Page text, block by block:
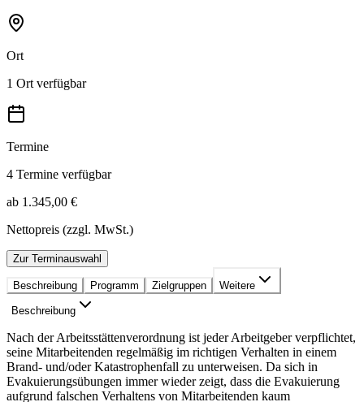
Ort
1 Ort verfügbar
Termine
4 Termine verfügbar
ab 1.345,00 €
Nettopreis (zzgl. MwSt.)
Zur Terminauswahl
Beschreibung Programm Zielgruppen Weitere
Beschreibung
Nach der Arbeitsstättenverordnung ist jeder Arbeitgeber verpflichtet,
seine Mitarbeitenden regelmäßig im richtigen Verhalten in einem
Brand- und/oder Katastrophenfall zu unterweisen. Da sich in
Evakuierungsübungen immer wieder zeigt, dass die Evakuierung
aufgrund falschen Verhaltens von Mitarbeitenden kaum